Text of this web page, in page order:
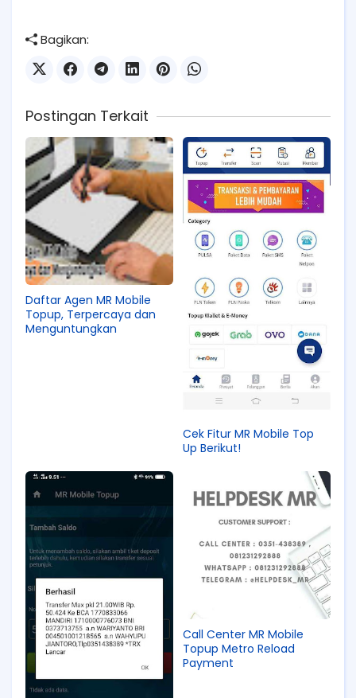
Bagikan:
Postingan Terkait
Daftar Agen MR Mobile
Topup, Terpercaya dan
Menguntungkan
Cek Fitur MR Mobile Top
Up Berikut!
Call Center MR Mobile
Topup Metro Reload
Payment